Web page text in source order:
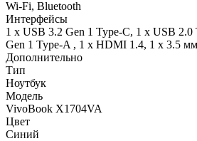
Wi-Fi, Bluetooth
Интерфейсы
1 x USB 3.2 Gen 1 Type-C, 1 x USB
Gen 1 Type-A , 1 x HDMI 1.4, 1 x 3.5 мм
Дополнительно
Тип
Ноутбук
Модель
VivoBook X1704VA
Цвет
Синий